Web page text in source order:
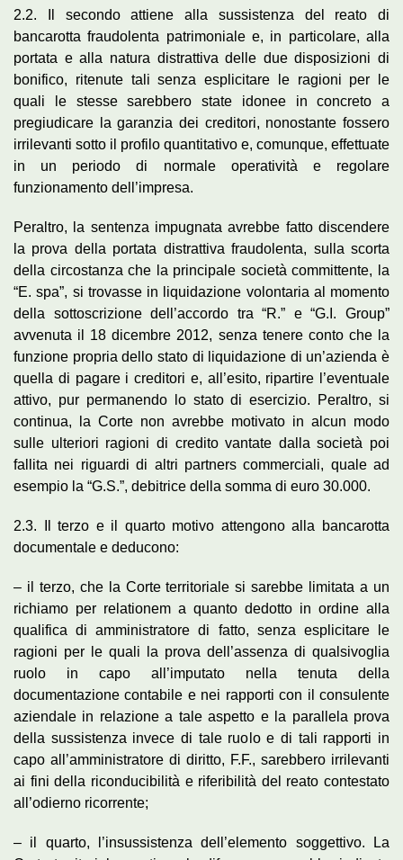
2.2. Il secondo attiene alla sussistenza del reato di
bancarotta fraudolenta patrimoniale e, in particolare, alla
portata e alla natura distrattiva delle due disposizioni di
bonifico, ritenute tali senza esplicitare le ragioni per le
quali le stesse sarebbero state idonee in concreto a
pregiudicare la garanzia dei creditori, nonostante fossero
irrilevanti sotto il profilo quantitativo e, comunque, effettuate
in un periodo di normale operatività e regolare
funzionamento dell’impresa.
Peraltro, la sentenza impugnata avrebbe fatto discendere
la prova della portata distrattiva fraudolenta, sulla scorta
della circostanza che la principale società committente, la
“E. spa”, si trovasse in liquidazione volontaria al momento
della sottoscrizione dell’accordo tra “R.” e “G.I. Group”
avvenuta il 18 dicembre 2012, senza tenere conto che la
funzione propria dello stato di liquidazione di un’azienda è
quella di pagare i creditori e, all’esito, ripartire l’eventuale
attivo, pur permanendo lo stato di esercizio. Peraltro, si
continua, la Corte non avrebbe motivato in alcun modo
sulle ulteriori ragioni di credito vantate dalla società poi
fallita nei riguardi di altri partners commerciali, quale ad
esempio la “G.S.”, debitrice della somma di euro 30.000.
2.3. Il terzo e il quarto motivo attengono alla bancarotta
documentale e deducono:
– il terzo, che la Corte territoriale si sarebbe limitata a un
richiamo per relationem a quanto dedotto in ordine alla
qualifica di amministratore di fatto, senza esplicitare le
ragioni per le quali la prova dell’assenza di qualsivoglia
ruolo in capo all’imputato nella tenuta della
documentazione contabile e nei rapporti con il consulente
aziendale in relazione a tale aspetto e la parallela prova
della sussistenza invece di tale ruolo e di tali rapporti in
capo all’amministratore di diritto, F.F., sarebbero irrilevanti
ai fini della riconducibilità e riferibilità del reato contestato
all’odierno ricorrente;
– il quarto, l’insussistenza dell’elemento soggettivo. La